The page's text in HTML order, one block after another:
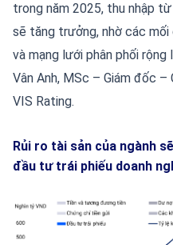
trong năm 2025, thu nhập
sẽ tăng trưởng, nhờ các mối
và mạng lưới phân phối rộng
Vân Anh, MSc – Giám đốc
VIS Rating.
Rủi ro tài sản của ngành
đầu tư trái phiếu doanh